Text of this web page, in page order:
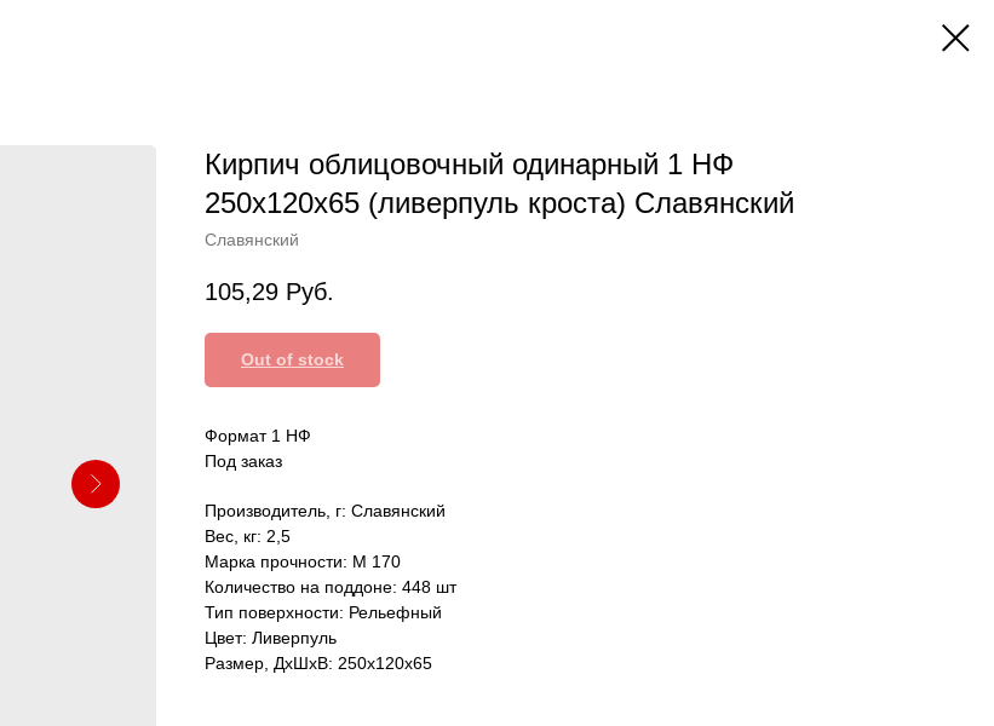
Кирпич облицовочный одинарный 1 НФ
250х120х65 (ливерпуль кроста) Славянский
Славянский
105,29 Руб.
Out of stock
Формат 1 НФ
Под заказ
Производитель, г: Славянский
Вес, кг: 2,5
Марка прочности: М 170
Количество на поддоне: 448 шт
Тип поверхности: Рельефный
Цвет: Ливерпуль
Размер, ДхШхВ: 250х120х65